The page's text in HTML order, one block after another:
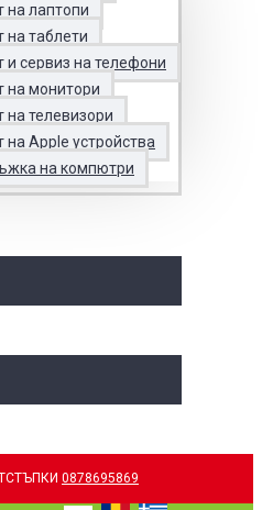
на лаптопи
на таблети
и сервиз на телефони
на монитори
на телевизори
на Apple устройства
на компютри
0878695869